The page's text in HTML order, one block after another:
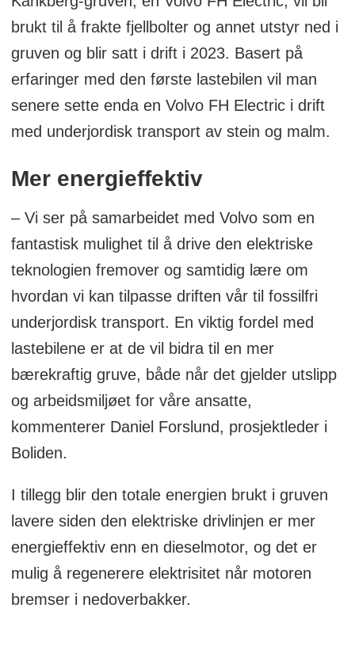
brukt til å frakte fjellbolter og annet utstyr ned i
gruven og blir satt i drift i 2023. Basert på
erfaringer med den første lastebilen vil man
senere sette enda en Volvo FH Electric i drift
med underjordisk transport av stein og malm.
Mer energieffektiv
– Vi ser på samarbeidet med Volvo som en
fantastisk mulighet til å drive den elektriske
teknologien fremover og samtidig lære om
hvordan vi kan tilpasse driften vår til fossilfri
underjordisk transport. En viktig fordel med
lastebilene er at de vil bidra til en mer
bærekraftig gruve, både når det gjelder utslipp
og arbeidsmiljøet for våre ansatte,
kommenterer Daniel Forslund, prosjektleder i
Boliden.
I tillegg blir den totale energien brukt i gruven
lavere siden den elektriske drivlinjen er mer
energieffektiv enn en dieselmotor, og det er
mulig å regenerere elektrisitet når motoren
bremser i nedoverbakker.